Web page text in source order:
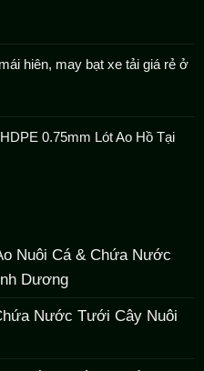
hiên, may bạt xe tải giá rẻ ở
0.75mm Lót Ao Hồ Tại
Nuôi Cá & Chứa Nước
Dương
Nước Tưới Cây Nuôi